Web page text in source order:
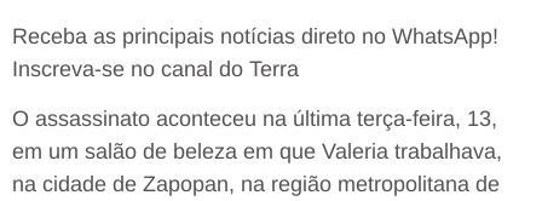
Receba as principais notícias direto no WhatsApp!
Inscreva-se no canal do Terra
O assassinato aconteceu na última terça-feira, 13,
em um salão de beleza em que Valeria trabalhava,
na cidade de Zapopan, na região metropolitana de